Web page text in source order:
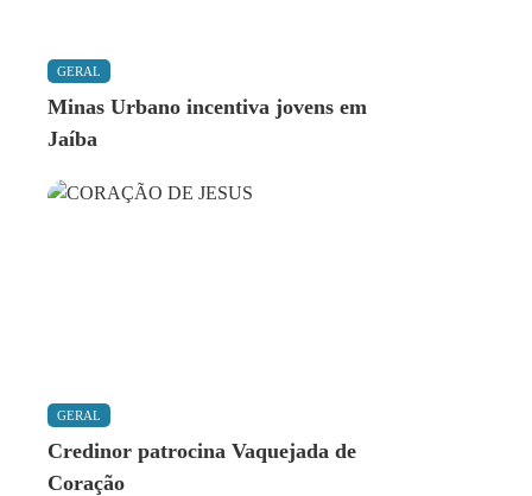
GERAL
Minas Urbano incentiva jovens em
Jaíba
GERAL
Credinor patrocina Vaquejada de
Coração